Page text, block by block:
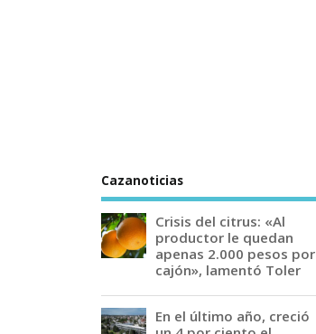
Cazanoticias
Crisis del citrus: «Al
productor le quedan
apenas 2.000 pesos por
cajón», lamentó Toler
En el último año, creció